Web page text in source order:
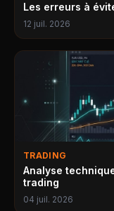
Les erreurs à
12 juil. 2026
TRADING
Analyse
trading
04 juil. 2026